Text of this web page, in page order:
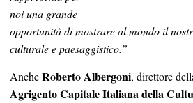
noi una grande
opportunità di mostrare al mondo il
culturale e paesaggistico.”
AncheRoberto Albergoni, direttore
Agrigento Capitale Italiana della